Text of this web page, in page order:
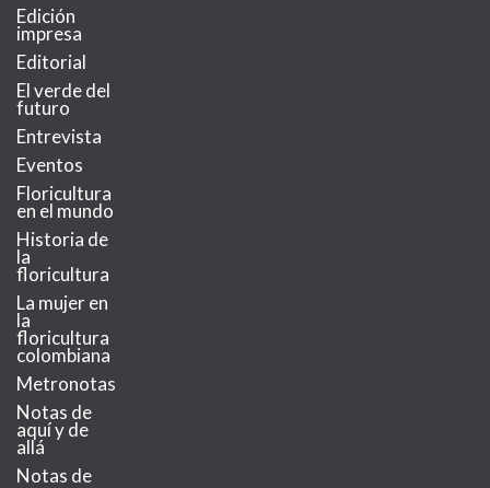
Edición
impresa
Editorial
El verde del
futuro
Entrevista
Eventos
Floricultura
en el mundo
Historia de
la
floricultura
La mujer en
la
floricultura
colombiana
Metronotas
Notas de
aquí y de
allá
Notas de